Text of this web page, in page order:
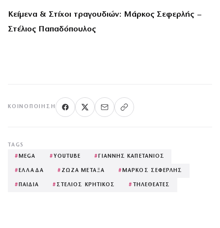
Κείμενα & Στίχοι τραγουδιών: Μάρκος Σεφερλής –
Στέλιος Παπαδόπουλος
ΚΟΙΝΟΠΟΊΗΣΗ
TAGS
# MEGA # YOUTUBE # ΓΙΑΝΝΗΣ ΚΑΠΕΤΑΝΙΟΣ
# ΕΛΛΑΔΑ # ΖΩΖΑ ΜΕΤΑΞΑ # ΜΑΡΚΟΣ ΣΕΦΕΡΛΗΣ
# ΠΑΙΔΙΑ # ΣΤΕΛΙΟΣ ΚΡΗΤΙΚΟΣ # ΤΗΛΕΘΕΑΤΕΣ